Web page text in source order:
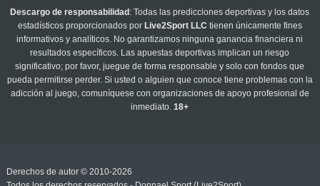
Descargo de responsabilidad : Todas las predicciones deportivas y los datos
estadísticos proporcionados por Live2Sport LLC tienen únicamente fines
informativos y analíticos. No garantizamos ninguna ganancia financiera ni
resultados específicos. Las apuestas deportivas implican un riesgo
significativo; por favor, juegue de forma responsable y solo con fondos que
pueda permitirse perder. Si usted o alguien que conoce tiene problemas con la
adicción al juego, comuníquese con organizaciones de apoyo profesional de
inmediato.18+
Derechos de autor © 2010-2026